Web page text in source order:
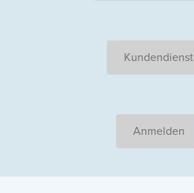
Kundendienst
Anmelden